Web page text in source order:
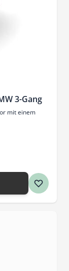
3-Gang
mit einem